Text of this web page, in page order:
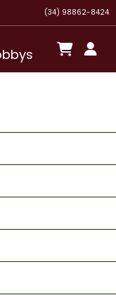
(34) 98862-8424